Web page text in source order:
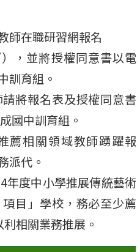
師在職研習網報名
，並將授權同意書以電
訓育組。
將報名表及授權同意書
國中訓育組。
薦相關領域教師踴躍報
派代。
年度中小學推展傳統藝術
目」學校，務必至少薦
相關業務推展。